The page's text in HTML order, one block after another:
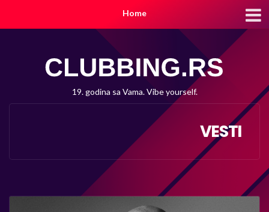
Home
19. godina sa Vama. Vibe yourself.
VESTI